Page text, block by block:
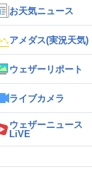
お天気ニュース
アメダス(実況天気)
ウェザーリポート
ライブカメラ
ウェザーニュース
LiVE